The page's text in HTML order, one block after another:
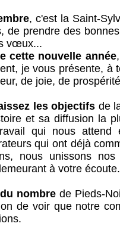
, c'est la Saint-
de prendre des
vœux...
cette nouvelle année
je vous présente, à
de joie, de
les objectifs de
et sa diffusion la
qui nous
qui ont déjà
nous unissons
à votre écoute.
nombrede Pieds-
de voir que notre